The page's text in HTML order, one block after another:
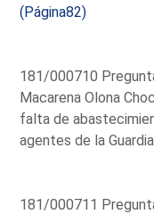
(Página82)
181/000710
Macarena Olona
falta de
agentes de la
181/000711